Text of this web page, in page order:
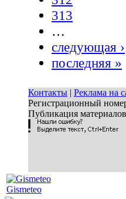
313
…
следующая ›
последняя »
Контакты | Реклама на
Регистрационный
Публикация
Gismeteo